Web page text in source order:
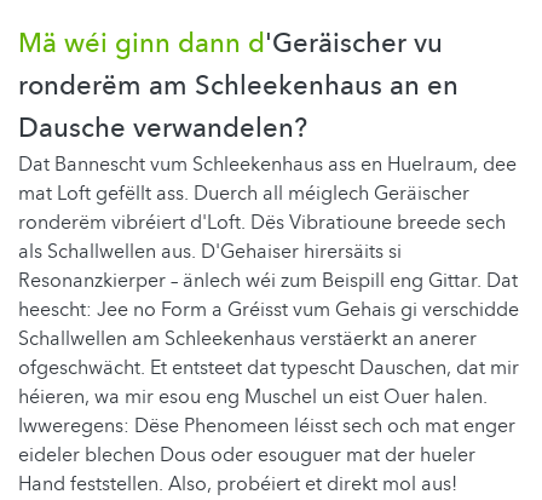
Mä wéi ginn dann d'Geräischer vu
ronderëm am Schleekenhaus an en
Dausche verwandelen?
Dat Bannescht vum Schleekenhaus ass en Huelraum, dee
mat Loft gefëllt ass. Duerch all méiglech Geräischer
ronderëm vibréiert d'Loft. Dës Vibratioune breede sech
als Schallwellen aus. D'Gehaiser hirersäits si
Resonanzkierper – änlech wéi zum Beispill eng Gittar. Dat
heescht: Jee no Form a Gréisst vum Gehais gi verschidde
Schallwellen am Schleekenhaus verstäerkt an anerer
ofgeschwächt. Et entsteet dat typescht Dauschen, dat mir
héieren, wa mir esou eng Muschel un eist Ouer halen.
Iwweregens: Dëse Phenomeen léisst sech och mat enger
eideler blechen Dous oder esouguer mat der hueler
Hand feststellen. Also, probéiert et direkt mol aus!